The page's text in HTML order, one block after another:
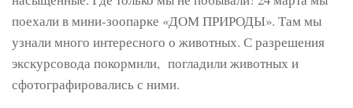
поехали в мини-зоопарке «ДОМ ПРИРОДЫ». Там мы
узнали много интересного о животных. С разрешения
экскурсовода покормили, погладили животных и
сфотографировались с ними.